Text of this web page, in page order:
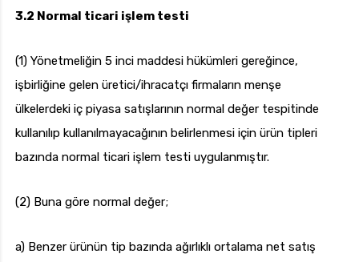
3.2 Normal ticari işlem testi
(1) Yönetmeliğin 5 inci maddesi hükümleri gereğince,
işbirliğine gelen üretici/ihracatçı firmaların menşe
ülkelerdeki iç piyasa satışlarının normal değer tespitinde
kullanılıp kullanılmayacağının belirlenmesi için ürün tipleri
bazında normal ticari işlem testi uygulanmıştır.
(2) Buna göre normal değer;
a) Benzer ürünün tip bazında ağırlıklı ortalama net satış